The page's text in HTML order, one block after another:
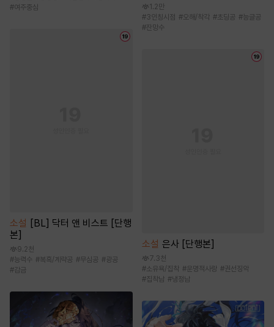
#여주중심
소설
[BL] 닥터 앤 비스트 [단행
본]
9.2천
#능력수 #복흑/계략공 #무심공 #광공
#감금
1.2만
#3인칭시점 #오해/착각 #초딩공 #능글공
#잔망수
소설 은사 [단행본]
7.3천
#소유욕/집착 #운명적사랑 #권선징악
#집착남 #냉정남